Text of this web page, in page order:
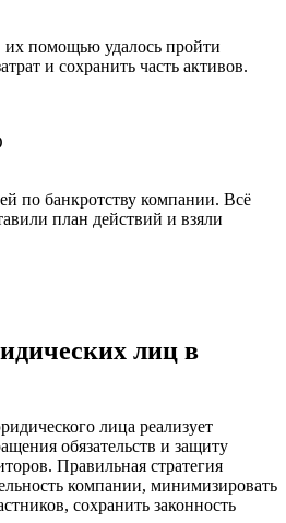
помощью удалось пройти
и сохранить часть активов.
по банкротству компании. Всё
план действий и взяли
лиц в
лица реализует
обязательств и защиту
Правильная стратегия
компании, минимизировать
сохранить законность